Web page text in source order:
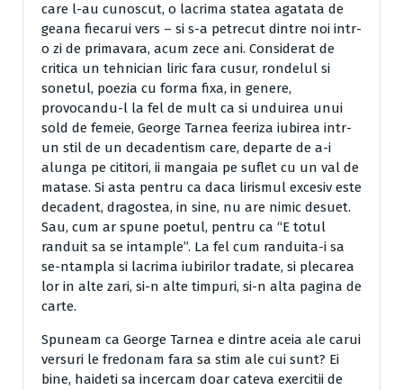
care l-au cunoscut, o lacrima statea agatata de
geana fiecarui vers – si s-a petrecut dintre noi intr-
o zi de primavara, acum zece ani. Considerat de
critica un tehnician liric fara cusur, rondelul si
sonetul, poezia cu forma fixa, in genere,
provocandu-l la fel de mult ca si unduirea unui
sold de femeie, George Tarnea feeriza iubirea intr-
un stil de un decadentism care, departe de a-i
alunga pe cititori, ii mangaia pe suflet cu un val de
matase. Si asta pentru ca daca lirismul excesiv este
decadent, dragostea, in sine, nu are nimic desuet.
Sau, cum ar spune poetul, pentru ca “E totul
randuit sa se intample”. La fel cum randuita-i sa
se-ntampla si lacrima iubirilor tradate, si plecarea
lor in alte zari, si-n alte timpuri, si-n alta pagina de
carte.
Spuneam ca George Tarnea e dintre aceia ale carui
versuri le fredonam fara sa stim ale cui sunt? Ei
bine, haideti sa incercam doar cateva exercitii de